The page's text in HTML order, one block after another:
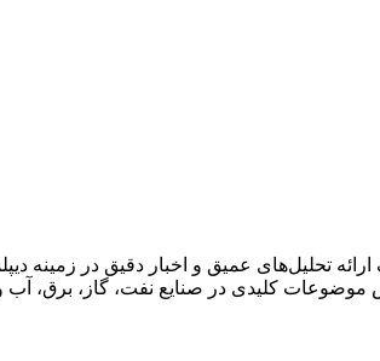
تحلیل‌های عمیق و اخبار دقیق در زمینه
کلیدی در صنایع نفت، گاز، برق، آب و